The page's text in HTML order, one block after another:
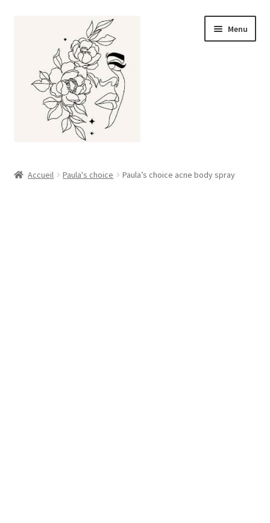
navigation
Menu
Accueil Paula's choice Paula’s choice acne body spray